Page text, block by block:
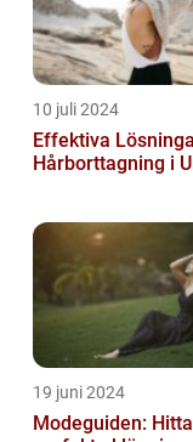
10 juli 2024
Effektiva
Hårborttagning i
19 juni 2024
Modeguiden: